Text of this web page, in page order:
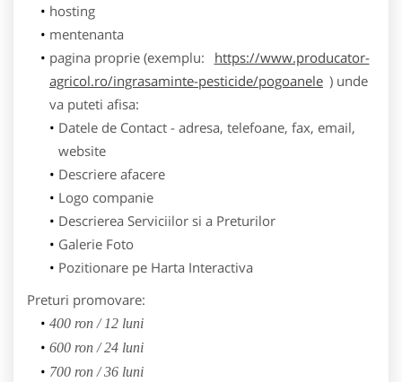
hosting
mentenanta
pagina proprie (exemplu:
https://www.producator-
agricol.ro/ingrasaminte-pesticide/pogoanele ) unde
va puteti afisa:
Datele de Contact - adresa, telefoane, fax, email,
website
Descriere afacere
Logo companie
Descrierea Serviciilor si a Preturilor
Galerie Foto
Pozitionare pe Harta Interactiva
Preturi promovare:
400 ron / 12 luni
600 ron / 24 luni
700 ron / 36 luni